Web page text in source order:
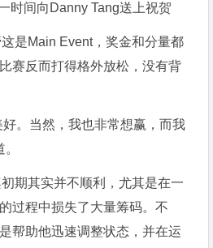
时间向Danny Tang送上祝贺
是Main Event，奖金和分量都
赛反而打得格外放松，没有背
好。当然，我也非常想赢，而我
期其实并不顺利，尤其是在一
过程中损失了大量筹码。不
帮助他迅速调整状态，并在运